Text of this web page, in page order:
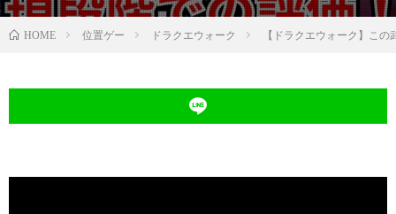
HOME 位置ゲー ドラクエウォーク 【ドラクエウォーク】こ